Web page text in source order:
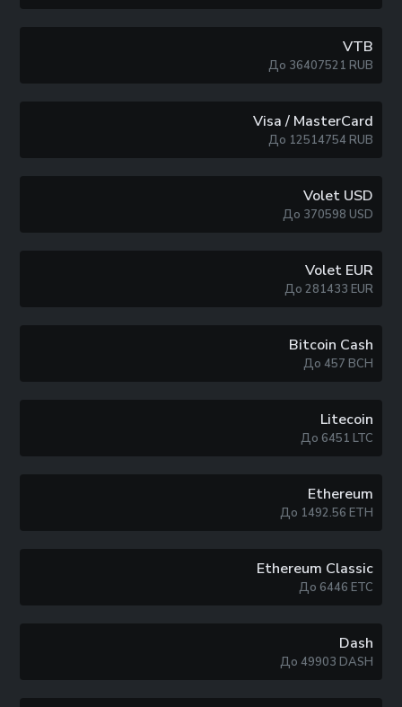
VTB
До 36407521 RUB
Visa / MasterCard
До 12514754RUB
Volet USD
До 370598 USD
Volet EUR
До 281433 EUR
Bitcoin Cash
До 457 BCH
Litecoin
До 6451 LTC
Ethereum
До 1492.56 ETH
Ethereum Classic
До 6446 ETC
Dash
До 49903 DASH